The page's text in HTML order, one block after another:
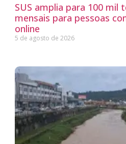
SUS amplia para 100 mil
mensais para pessoas
online
5 de agosto de 2026